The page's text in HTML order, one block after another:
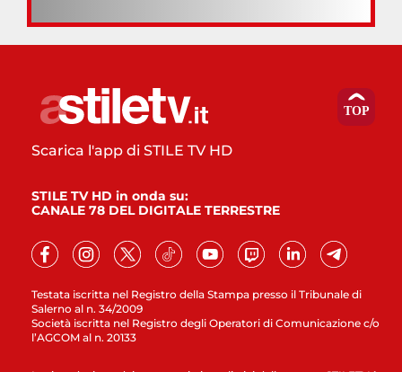
Testata iscritta nel Registro della Stampa presso il Tribunale di
Salerno al n. 34/2009
Società iscritta nel Registro degli Operatori di Comunicazione c/o
l’AGCOM al n. 20133
Scarica l'app di STILE TV HD
STILE TV HD in onda su:
CANALE 78 DEL DIGITALE TERRESTRE